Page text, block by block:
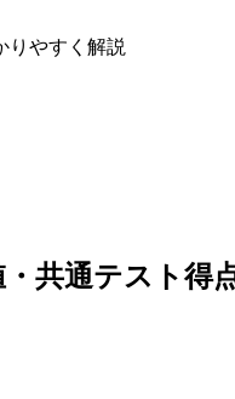
りやすく解説
共通テスト得